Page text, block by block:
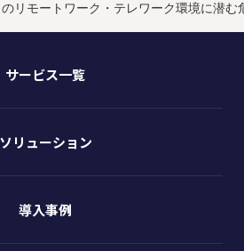
リモートワーク・テレワーク環境に潜む
サービス一覧
ソリューション
導入事例